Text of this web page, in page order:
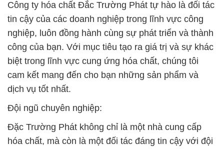
Công ty hóa chất Đắc Trường Phát tự hào là đối tác
tin cậy của các doanh nghiệp trong lĩnh vực công
nghiệp, luôn đồng hành cùng sự phát triển và thành
công của bạn. Với mục tiêu tạo ra giá trị và sự khác
biệt trong lĩnh vực cung ứng hóa chất, chúng tôi
cam kết mang đến cho bạn những sản phẩm và
dịch vụ tốt nhất.
Đội ngũ chuyên nghiệp:
Đặc Trường Phát không chỉ là một nhà cung cấp
hóa chất, mà còn là một đối tác đáng tin cậy với đội